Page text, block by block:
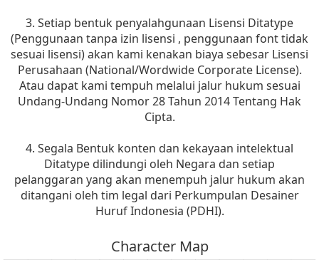
3. Setiap bentuk penyalahgunaan Lisensi Ditatype
(Penggunaan tanpa izin lisensi , penggunaan font tidak
sesuai lisensi) akan kami kenakan biaya sebesar Lisensi
Perusahaan (National/Wordwide Corporate License).
Atau dapat kami tempuh melalui jalur hukum sesuai
Undang-Undang Nomor 28 Tahun 2014 Tentang Hak
Cipta.
4. Segala Bentuk konten dan kekayaan intelektual
Ditatype dilindungi oleh Negara dan setiap
pelanggaran yang akan menempuh jalur hukum akan
ditangani oleh tim legal dari Perkumpulan Desainer
Huruf Indonesia (PDHI).
Character Map